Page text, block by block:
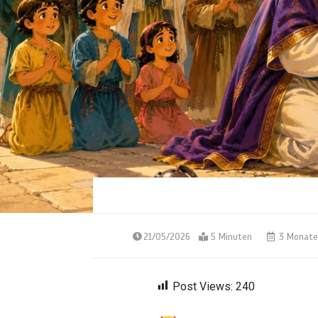
21/05/2026 5 Minuten 3
Post Views: 240